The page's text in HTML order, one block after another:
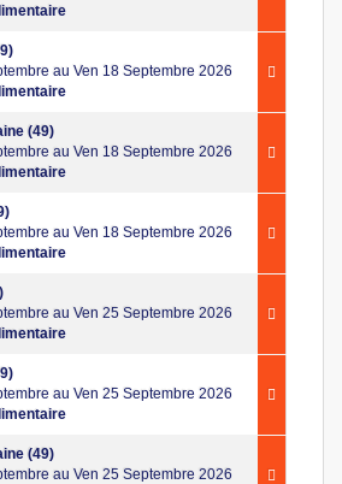
au Ven 18 Septembre 2026
(49)
au Ven 18 Septembre 2026
au Ven 18 Septembre 2026
au Ven 25 Septembre 2026
au Ven 25 Septembre 2026
(49)
au Ven 25 Septembre 2026